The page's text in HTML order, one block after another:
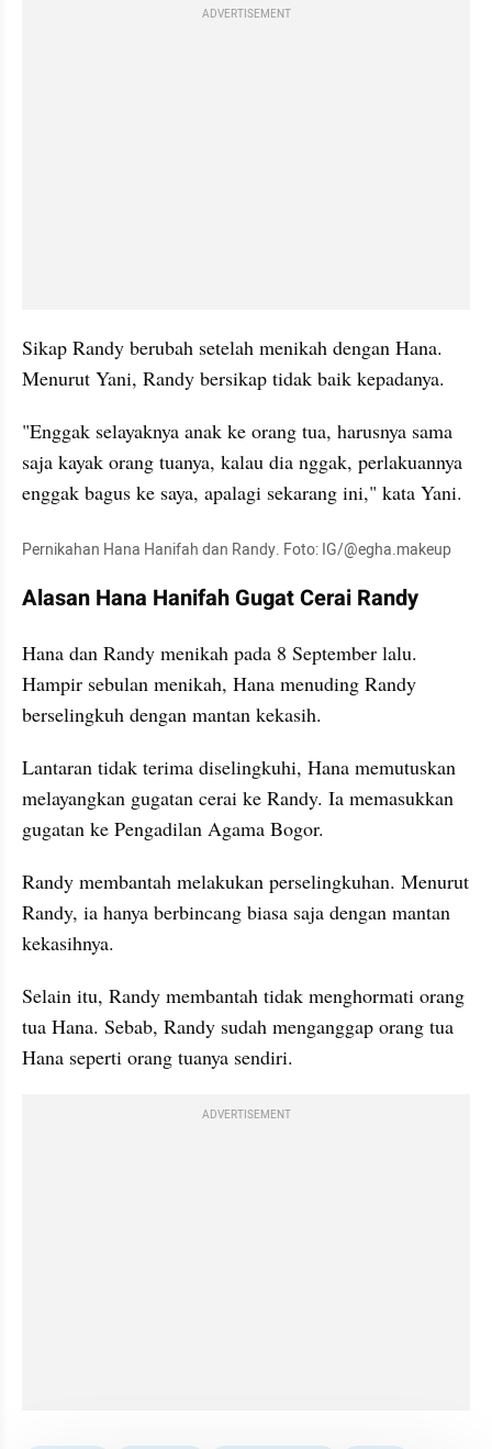
ADVERTISEMENT
Sikap Randy berubah setelah menikah dengan Hana.
Menurut Yani, Randy bersikap tidak baik kepadanya.
"Enggak selayaknya anak ke orang tua, harusnya sama
saja kayak orang tuanya, kalau dia nggak, perlakuannya
enggak bagus ke saya, apalagi sekarang ini," kata Yani.
Pernikahan Hana Hanifah dan Randy. Foto: IG/@egha.makeup
Alasan Hana Hanifah Gugat Cerai Randy
Hana dan Randy menikah pada 8 September lalu.
Hampir sebulan menikah, Hana menuding Randy
berselingkuh dengan mantan kekasih.
Lantaran tidak terima diselingkuhi, Hana memutuskan
melayangkan gugatan cerai ke Randy. Ia memasukkan
gugatan ke Pengadilan Agama Bogor.
Randy membantah melakukan perselingkuhan. Menurut
Randy, ia hanya berbincang biasa saja dengan mantan
kekasihnya.
Selain itu, Randy membantah tidak menghormati orang
tua Hana. Sebab, Randy sudah menganggap orang tua
Hana seperti orang tuanya sendiri.
ADVERTISEMENT